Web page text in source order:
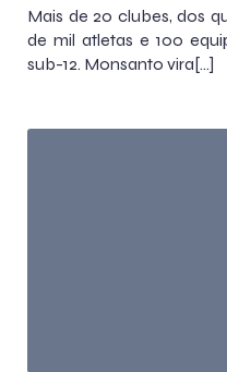
Mais de 20 clubes, dos
de mil atletas e 100
sub-12. Monsanto vira[…]